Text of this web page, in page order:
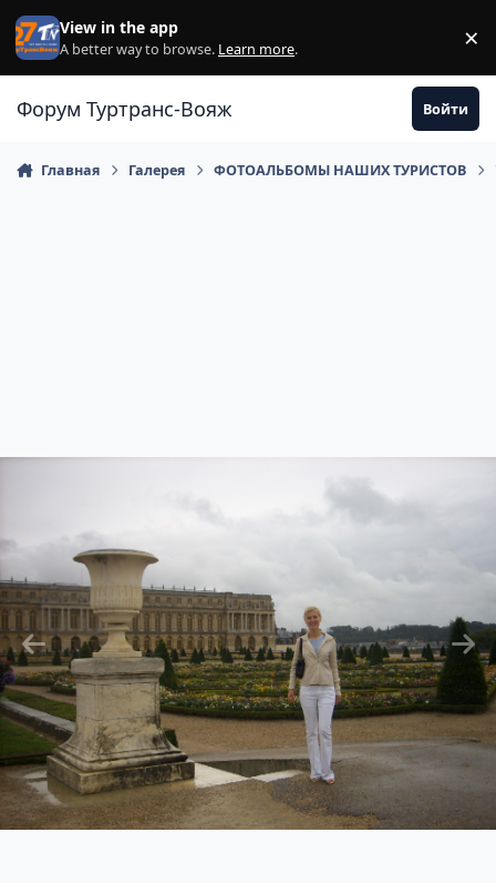
Перейти к содержанию
View in the app
A better way to browse. Learn more. ×
Форум Туртранс-Вояж Войти
Главная Галерея ФОТОАЛЬБОМЫ НАШИХ ТУРИСТОВ